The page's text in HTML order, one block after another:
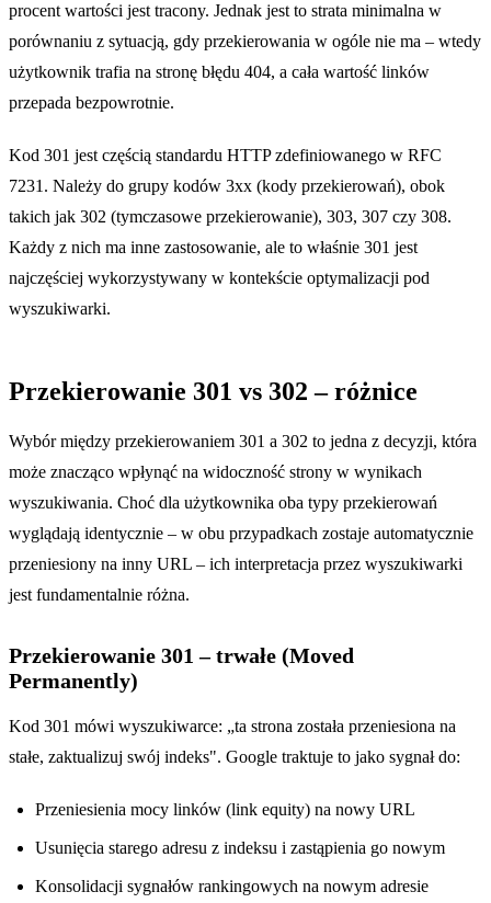
procent wartości jest tracony. Jednak jest to strata minimalna w
porównaniu z sytuacją, gdy przekierowania w ogóle nie ma – wtedy
użytkownik trafia na stronę błędu 404, a cała wartość linków
przepada bezpowrotnie.
Kod 301 jest częścią standardu HTTP zdefiniowanego w RFC
7231. Należy do grupy kodów 3xx (kody przekierowań), obok
takich jak 302 (tymczasowe przekierowanie), 303, 307 czy 308.
Każdy z nich ma inne zastosowanie, ale to właśnie 301 jest
najczęściej wykorzystywany w kontekście optymalizacji pod
wyszukiwarki.
Przekierowanie 301 vs 302 – różnice
Wybór między przekierowaniem 301 a 302 to jedna z decyzji, która
może znacząco wpłynąć na widoczność strony w wynikach
wyszukiwania. Choć dla użytkownika oba typy przekierowań
wyglądają identycznie – w obu przypadkach zostaje automatycznie
przeniesiony na inny URL – ich interpretacja przez wyszukiwarki
jest fundamentalnie różna.
Przekierowanie 301 – trwałe (Moved
Permanently)
Kod 301 mówi wyszukiwarce: „ta strona została przeniesiona na
stałe, zaktualizuj swój indeks". Google traktuje to jako sygnał do:
Przeniesienia mocy linków (link equity) na nowy URL
Usunięcia starego adresu z indeksu i zastąpienia go nowym
Konsolidacji sygnałów rankingowych na nowym adresie